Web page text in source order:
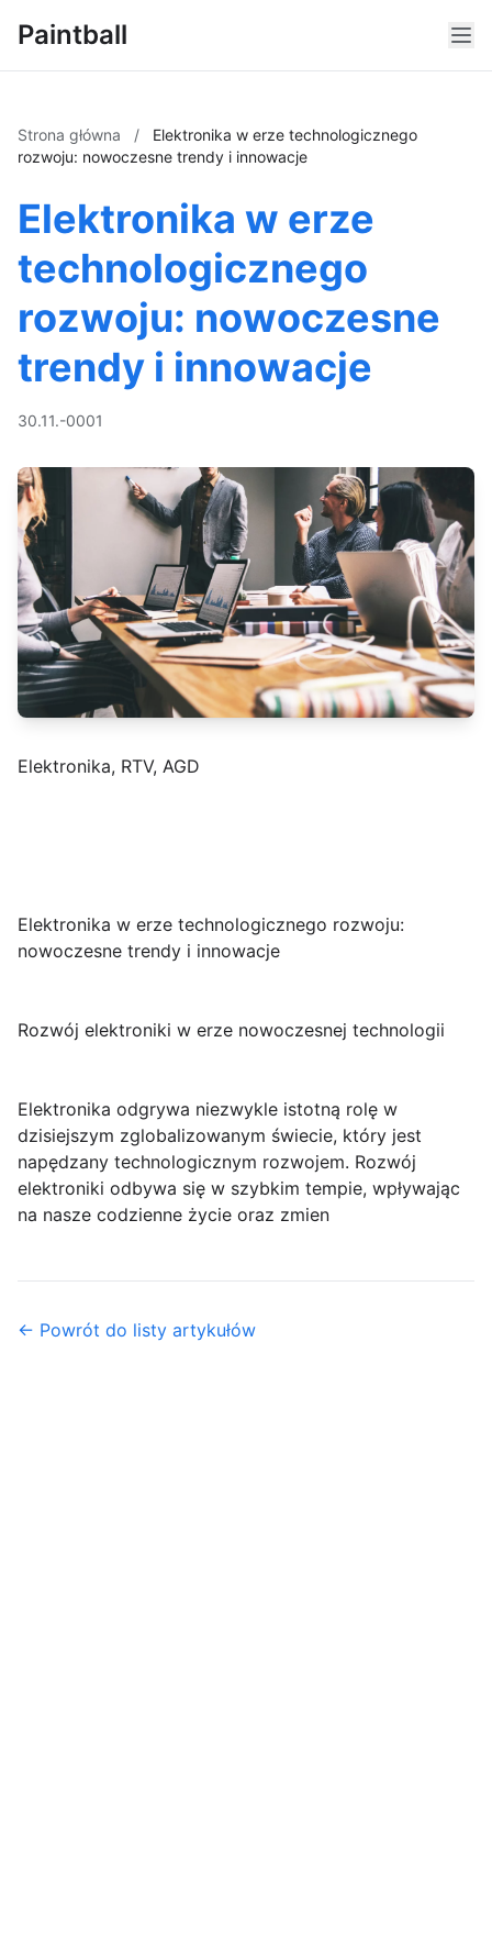
Paintball
Strona główna /
Elektronika w erze technologicznego
rozwoju: nowoczesne trendy i innowacje
Elektronika w erze
technologicznego
rozwoju: nowoczesne
trendy i innowacje
30.11.-0001
Elektronika, RTV, AGD
Elektronika w erze technologicznego rozwoju:
nowoczesne trendy i innowacje
Rozwój elektroniki w erze nowoczesnej technologii
Elektronika odgrywa niezwykle istotną rolę w
dzisiejszym zglobalizowanym świecie, który jest
napędzany technologicznym rozwojem. Rozwój
elektroniki odbywa się w szybkim tempie, wpływając
na nasze codzienne życie oraz zmien
← Powrót do listy artykułów